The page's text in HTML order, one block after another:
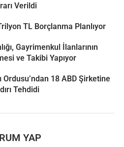
Verildi
TL Borçlanma Planlıyor
Gayrimenkul İlanlarının
ve Takibi Yapıyor
Ordusu’ndan 18 ABD Şirketine
Tehdidi
YAP